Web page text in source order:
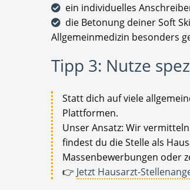
ein individuelles
die Betonung deiner Soft
Allgemeinmedizin besonders
Tipp 3: Nutze
Statt dich auf viele
Plattformen.
Unser Ansatz: Wir
findest du die Stelle als
Massenbewerbungen oder
👉 Jetzt Hausarzt-